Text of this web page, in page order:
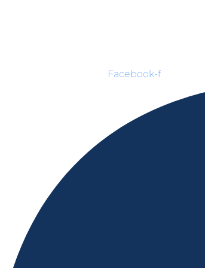
Facebook-f